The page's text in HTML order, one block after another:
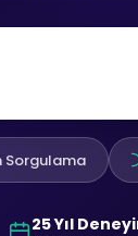
Sorgulama
25 Yıl